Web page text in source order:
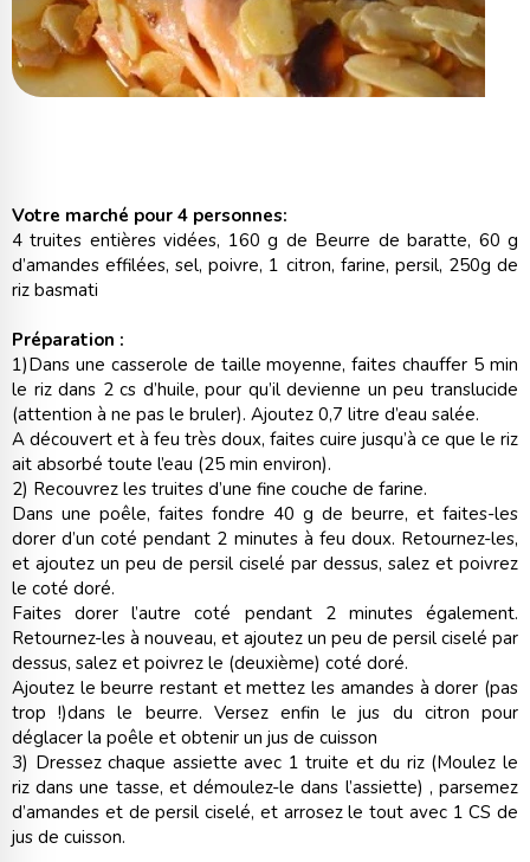
Votre marché pour 4 personnes:
4 truites entières vidées, 160 g de Beurre de baratte, 60 g
d’amandes effilées, sel, poivre, 1 citron, farine, persil, 250g de
riz basmati
Préparation :
1)Dans une casserole de taille moyenne, faites chauffer 5 min
le riz dans 2 cs d’huile, pour qu’il devienne un peu translucide
(attention à ne pas le bruler). Ajoutez 0,7 litre d’eau salée.
A découvert et à feu très doux, faites cuire jusqu’à ce que le riz
ait absorbé toute l’eau (25 min environ).
2) Recouvrez les truites d’une fine couche de farine.
Dans une poêle, faites fondre 40 g de beurre, et faites-les
dorer d’un coté pendant 2 minutes à feu doux. Retournez-les,
et ajoutez un peu de persil ciselé par dessus, salez et poivrez
le coté doré.
Faites dorer l’autre coté pendant 2 minutes également.
Retournez-les à nouveau, et ajoutez un peu de persil ciselé par
dessus, salez et poivrez le (deuxième) coté doré.
Ajoutez le beurre restant et mettez les amandes à dorer (pas
trop !)dans le beurre. Versez enfin le jus du citron pour
déglacer la poêle et obtenir un jus de cuisson
3) Dressez chaque assiette avec 1 truite et du riz (Moulez le
riz dans une tasse, et démoulez-le dans l’assiette) , parsemez
d’amandes et de persil ciselé, et arrosez le tout avec 1 CS de
jus de cuisson.